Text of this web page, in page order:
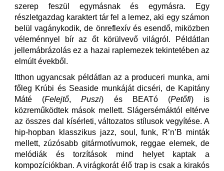
szerep feszül egymásnak és egymásra. Egy
részletgazdag karaktert tár fel a lemez, aki egy számon
belül vagánykodik, de önreflexív és esendő, miközben
véleménnyel bír az őt körülvevő világról. Példátlan
jellemábrázolás ez a hazai raplemezek tekintetében az
elmúlt évekből.
Itthon ugyancsak példátlan az a produceri munka, ami
főleg Krúbi és Seaside munkáját dicséri, de Kapitány
Máté (Felejtő,Puszi) és BEATó (Petőfi) is
közreműködtek mások mellett. Slágersémáktól eltérve
az összes dal kísérleti, változatos stílusok vegyítése. A
hip-hopban klasszikus jazz, soul, funk, R’n’B minták
mellett, zúzósabb gitármotívumok, reggae elemek, de
melódiák és torzítások mind helyet kaptak a
kompozíciókban. A virágkorát élő trap is csak a kirakós